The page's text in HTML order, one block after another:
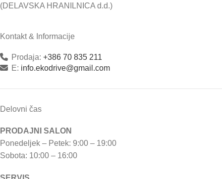
(DELAVSKA HRANILNICA d.d.)
Kontakt & Informacije
Prodaja: +386 70 835 211
E: info.ekodrive@gmail.com
Delovni čas
PRODAJNI SALON
Ponedeljek – Petek: 9:00 – 19:00
Sobota: 10:00 – 16:00